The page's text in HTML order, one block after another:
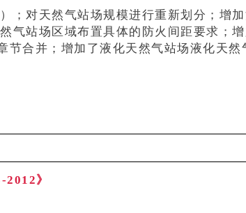
；对天然气站场规模进行重新划分；增
气站场区域布置具体的防火间距要求；
合并；增加了液化天然气站场液化天然
》